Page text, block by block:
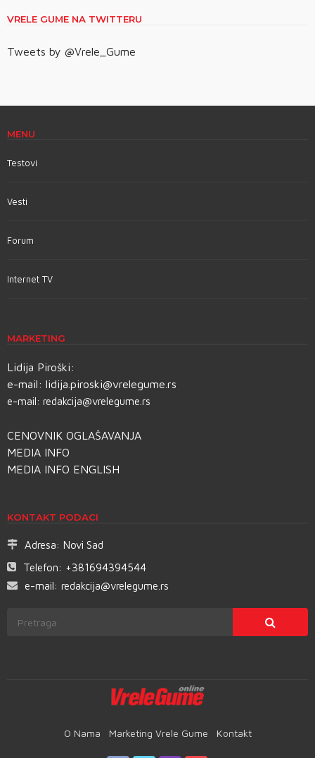
VRELE GUME NA TWITTERU
Tweets by @Vrele_Gume
MENU
Testovi
Vesti
Forum
Internet TV
MARKETING
Lidija Piroški:
e-mail: lidija.piroski@vrelegume.rs
e-mail: redakcija@vrelegume.rs
CENOVNIK OGLAŠAVANJA
MEDIA INFO
MEDIA INFO ENGLISH
KONTAKT PODACI
Adresa: Novi Sad
Telefon: +381694394544
e-mail: redakcija@vrelegume.rs
O Nama Marketing Vrele Gume Kontakt